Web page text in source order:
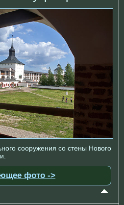
сооружения со стены Нового
фото ->